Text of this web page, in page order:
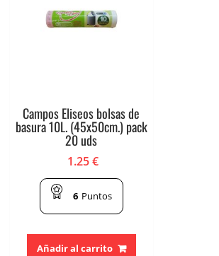
Campos Eliseos bolsas de
basura 10L. (45x50cm.) pack
20 uds
1.25€
6 Puntos
Añadir al carrito